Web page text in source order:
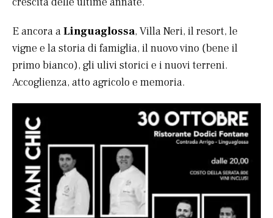
E ancora aLinguaglossa, Villa Neri, il resort, le
vigne e la storia di famiglia, il nuovo vino (bene il
primo bianco), gli ulivi storici e i nuovi terreni.
Accoglienza, atto agricolo e memoria.